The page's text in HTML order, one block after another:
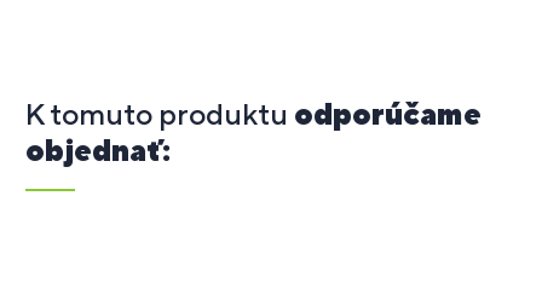
K tomuto produktu odporúčame
objednať: